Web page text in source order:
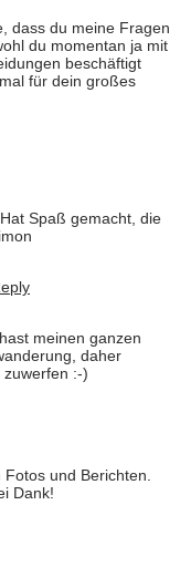
dass du meine Fragen
du momentan ja mit
beschäftigt
für dein großes
Spaß gemacht, die
meinen ganzen
daher
zuwerfen :-)
und Berichten.
Dank!